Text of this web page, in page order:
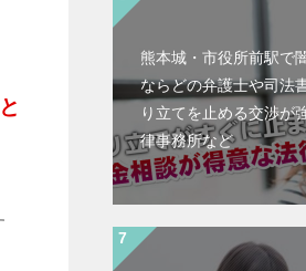
熊本城・市役所前駅で
ならどの弁護士や司法
り立てを止める交渉が
律事務所など